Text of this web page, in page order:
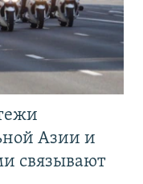
Азии и
связывают